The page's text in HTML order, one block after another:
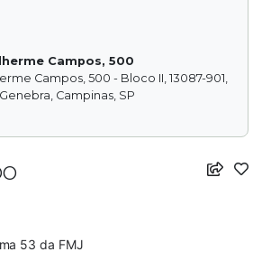
Campos, 500
Campos, 500 - Bloco II, 13087-901,
Campinas, SP
53 da FMJ